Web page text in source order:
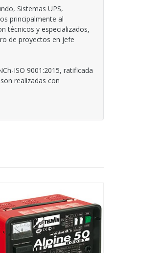
Sistemas UPS,
principalmente al
técnicos y especializados,
de proyectos en jefe
ISO 9001:2015, ratificada
realizadas con